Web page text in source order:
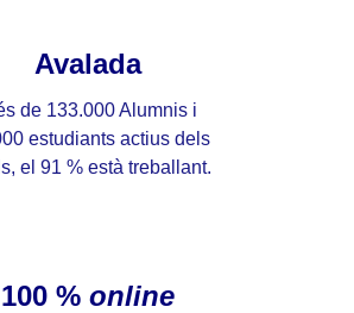
Avalada
de 133.000 Alumnis i
estudiants actius dels
el 91 % està treballant.
100 % online